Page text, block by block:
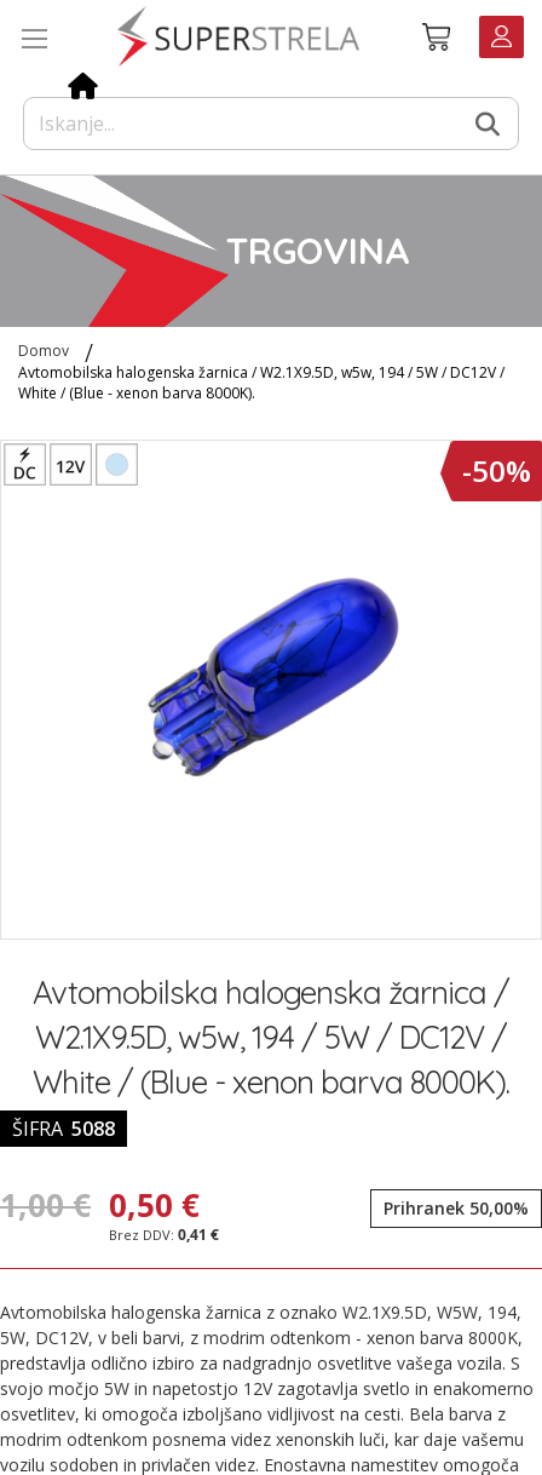
Košarica
TRGOVINA
Domov
Avtomobilska halogenska žarnica / W2.1X9.5D, w5w, 194 / 5W / DC12V /
White / (Blue - xenon barva 8000K).
Preskoči
na
-50%
začetek
galerije
Avtomobilska halogenska žarnica /
W2.1X9.5D, w5w, 194 / 5W / DC12V /
White / (Blue - xenon barva 8000K).
ŠIFRA 5088
1,00 € 0,50 €
0,41 €
Prihranek 50,00%
Avtomobilska halogenska žarnica z oznako W2.1X9.5D, W5W, 194,
5W, DC12V, v beli barvi, z modrim odtenkom - xenon barva 8000K,
predstavlja odlično izbiro za nadgradnjo osvetlitve vašega vozila. S
svojo močjo 5W in napetostjo 12V zagotavlja svetlo in enakomerno
osvetlitev, ki omogoča izboljšano vidljivost na cesti. Bela barva z
modrim odtenkom posnema videz xenonskih luči, kar daje vašemu
vozilu sodoben in privlačen videz. Enostavna namestitev omogoča